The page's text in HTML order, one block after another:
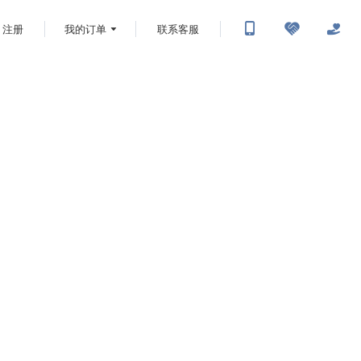
注册 我的订单 联系客服